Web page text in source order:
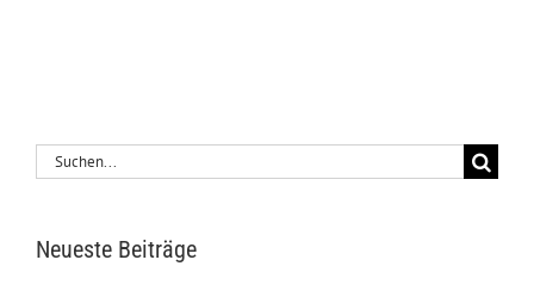
Suche
nach:
Neueste Beiträge